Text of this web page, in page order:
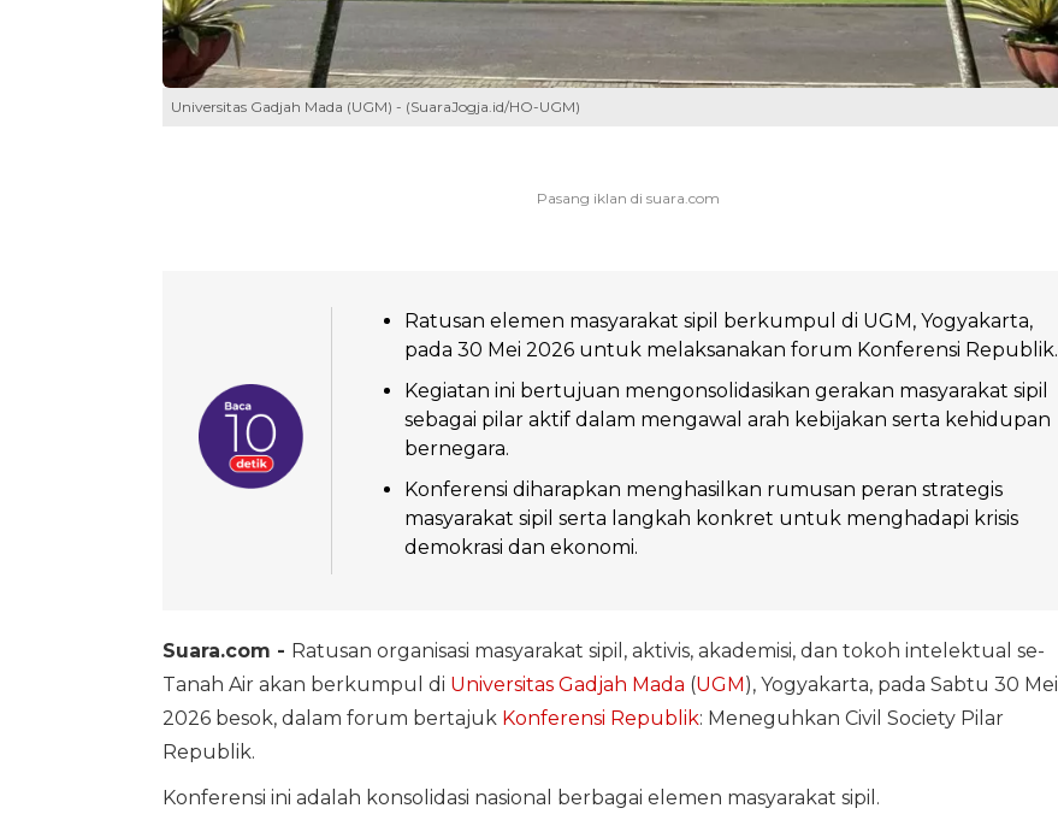
Universitas Gadjah Mada (UGM) - (SuaraJogja.id/HO-UGM)
Ratusan elemen masyarakat sipil berkumpul di UGM, Yogyakarta,
pada 30 Mei 2026 untuk melaksanakan forum Konferensi Republik.
Kegiatan ini bertujuan mengonsolidasikan gerakan masyarakat sipil
sebagai pilar aktif dalam mengawal arah kebijakan serta kehidupan
bernegara.
Konferensi diharapkan menghasilkan rumusan peran strategis
masyarakat sipil serta langkah konkret untuk menghadapi krisis
demokrasi dan ekonomi.
Suara.com - Ratusan organisasi masyarakat sipil, aktivis, akademisi, dan tokoh intelektual se-
Tanah Air akan berkumpul di Universitas Gadjah Mada (UGM), Yogyakarta, pada Sabtu 30 Mei
2026 besok, dalam forum bertajuk Konferensi Republik: Meneguhkan Civil Society Pilar
Republik.
Konferensi ini adalah konsolidasi nasional berbagai elemen masyarakat sipil.